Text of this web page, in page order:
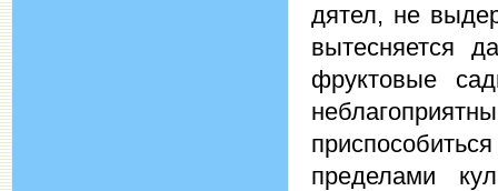
дятел, не
вытесняется
фруктовые
пределами